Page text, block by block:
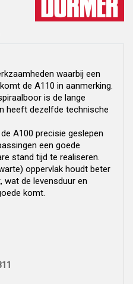
waarbij een
de A110 in aanmerking.
is de lange
heeft dezelfde technische
A100 precisie geslepen
een goede
stand tijd te realiseren.
oppervlak houdt beter
de levensduur en
komt.